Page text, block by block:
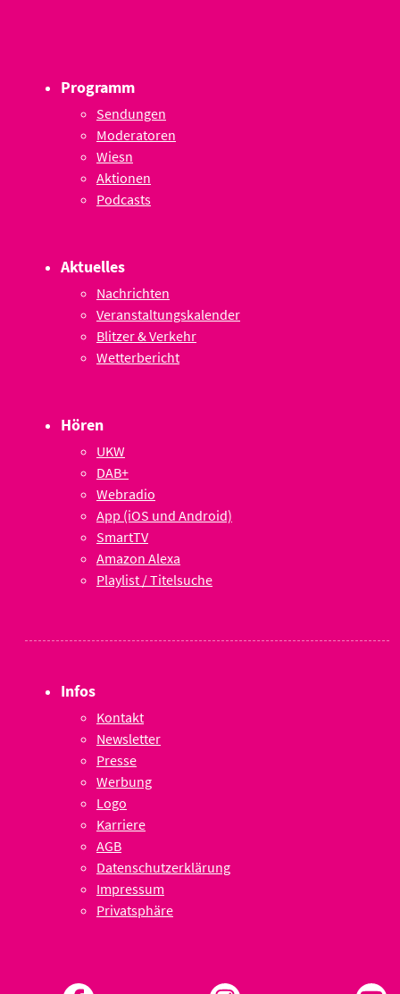
Programm
Sendungen
Moderatoren
Wiesn
Aktionen
Podcasts
Aktuelles
Nachrichten
Veranstaltungskalender
Blitzer & Verkehr
Wetterbericht
Hören
UKW
DAB+
Webradio
App (iOS und Android)
SmartTV
Amazon Alexa
Playlist / Titelsuche
Infos
Kontakt
Newsletter
Presse
Werbung
Logo
Karriere
AGB
Datenschutzerklärung
Impressum
Privatsphäre